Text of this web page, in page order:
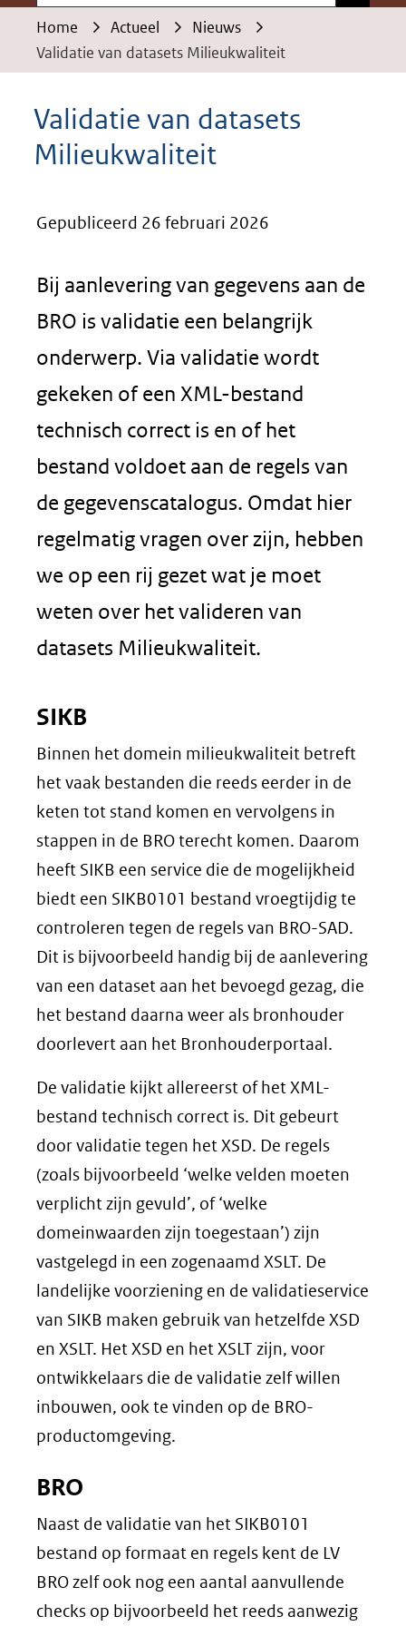
Home Actueel
Nieuws
Validatie van datasets Milieukwaliteit
Validatie van datasets
Milieukwaliteit
Gepubliceerd 26 februari 2026
Bij aanlevering van gegevens aan de
BRO is validatie een belangrijk
onderwerp. Via validatie wordt
gekeken of een XML-bestand
technisch correct is en of het
bestand voldoet aan de regels van
de gegevenscatalogus. Omdat hier
regelmatig vragen over zijn, hebben
we op een rij gezet wat je moet
weten over het valideren van
datasets Milieukwaliteit.
SIKB
Binnen het domein milieukwaliteit betreft
het vaak bestanden die reeds eerder in de
keten tot stand komen en vervolgens in
stappen in de BRO terecht komen. Daarom
heeft SIKB een service die de mogelijkheid
biedt een SIKB0101 bestand vroegtijdig te
controleren tegen de regels van BRO-SAD.
Dit is bijvoorbeeld handig bij de aanlevering
van een dataset aan het bevoegd gezag, die
het bestand daarna weer als bronhouder
doorlevert aan het Bronhouderportaal.
De validatie kijkt allereerst of het XML-
bestand technisch correct is. Dit gebeurt
door validatie tegen het XSD. De regels
(zoals bijvoorbeeld ‘welke velden moeten
verplicht zijn gevuld’, of ‘welke
domeinwaarden zijn toegestaan’) zijn
vastgelegd in een zogenaamd XSLT. De
landelijke voorziening en de validatieservice
van SIKB maken gebruik van hetzelfde XSD
en XSLT. Het XSD en het XSLT zijn, voor
ontwikkelaars die de validatie zelf willen
inbouwen, ook te vinden op de BRO-
productomgeving.
BRO
Naast de validatie van het SIKB0101
bestand op formaat en regels kent de LV
BRO zelf ook nog een aantal aanvullende
checks op bijvoorbeeld het reeds aanwezig